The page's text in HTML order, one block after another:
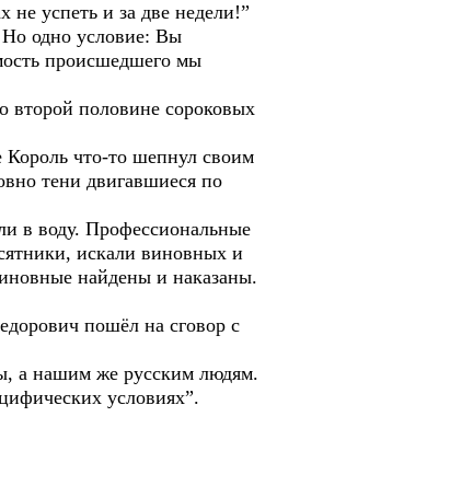
не успеть и за две недели!”
Но одно условие: Вы
происшедшего мы
второй половине сороковых
что-то шепнул своим
тени двигавшиеся по
в воду. Профессиональные
искали виновных и
найдены и наказаны.
пошёл на сговор с
а нашим же русским людям.
условиях”.